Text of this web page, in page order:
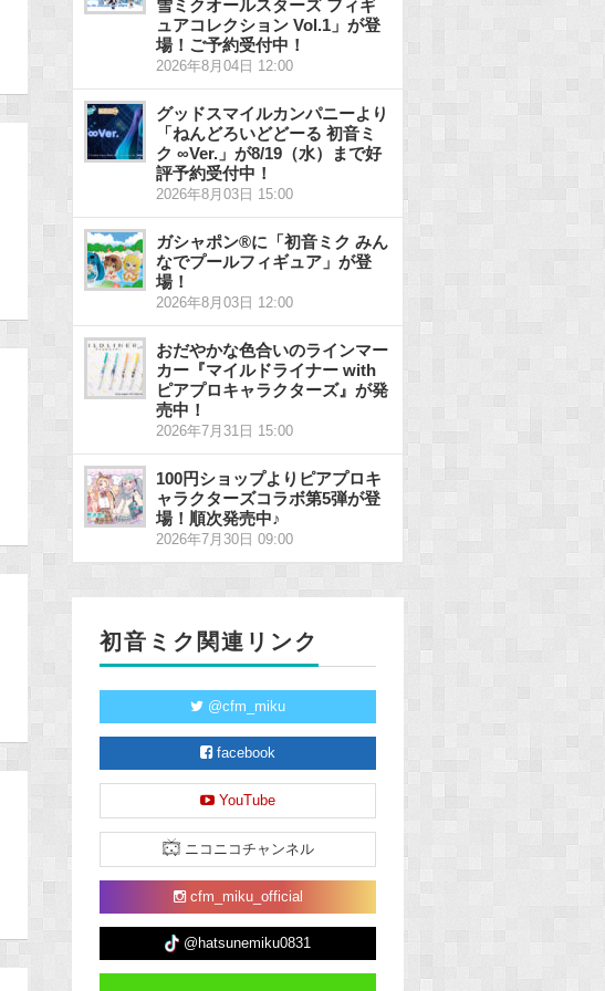
雪ミクオールスターズ フィギ
ュアコレクション Vol.1」が登
場！ご予約受付中！
2026年8月04日 12:00
グッドスマイルカンパニーより
「ねんどろいどどーる 初音ミ
ク ∞Ver.」が8/19（水）まで好
評予約受付中！
2026年8月03日 15:00
ガシャポン®に「初音ミク みん
なでプールフィギュア」が登
場！
2026年8月03日 12:00
おだやかな色合いのラインマー
カー『マイルドライナー with
ピアプロキャラクターズ』が発
売中！
2026年7月31日 15:00
100円ショップよりピアプロキ
ャラクターズコラボ第5弾が登
場！順次発売中♪
2026年7月30日 09:00
初音ミク関連リンク
@cfm_miku
facebook
YouTube
ニコニコチャンネル
cfm_miku_official
@hatsunemiku0831